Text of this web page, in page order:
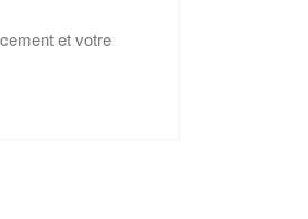
et votre